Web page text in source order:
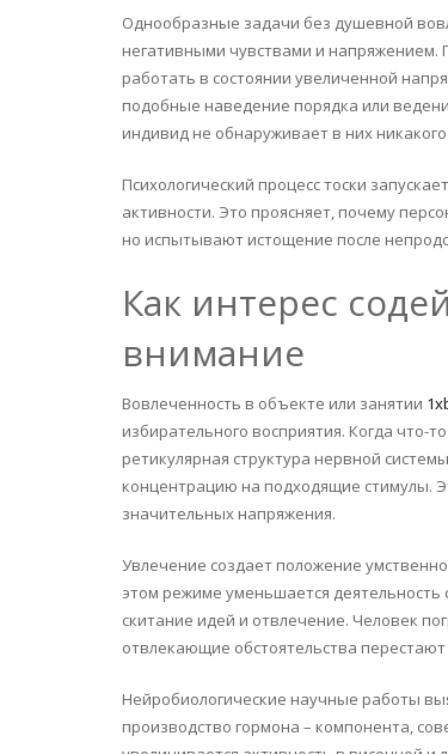
Однообразные задачи без душевной
негативными чувствами и напряжением.
работать в состоянии увеличенной
подобные наведение порядка или
индивид не обнаруживает в них
Психологический процесс тоски
активности. Это проясняет, почему
но испытывают истощение после
Как интерес
внимание
Вовлеченность в объекте или занятии
избирательного восприятия. Когда что-
ретикулярная структура нервной
концентрацию на подходящие стимулы.
значительных напряжения.
Увлечение создает положение
этом режиме уменьшается
скитание идей и отвлечение. Человек
отвлекающие обстоятельства
Нейробиологические научные работы
производство гормона – компонента,